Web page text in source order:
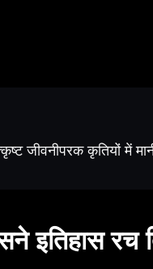
जीवनीपरक कृतियों में
इतिहास रच